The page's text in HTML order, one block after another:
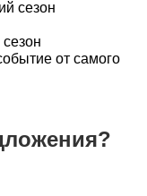
от самого